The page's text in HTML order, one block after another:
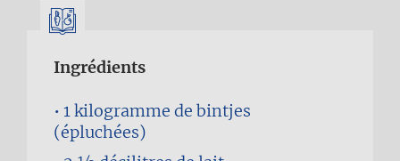
Ingrédients
1 kilogramme de bintjes
(épluchées)